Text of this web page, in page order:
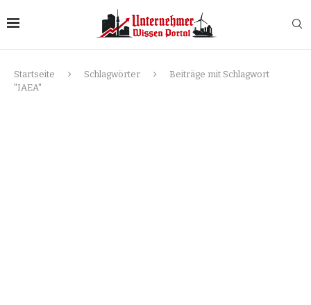
Startseite Schlagwörter
Beiträge mit Schlagwort
"IAEA"